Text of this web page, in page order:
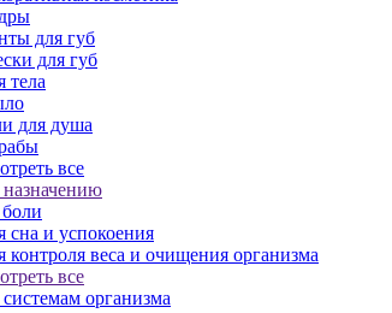
для губ
для губ
тела
для душа
все
сна и успокоения
контроля веса и очищения организма
все
организма